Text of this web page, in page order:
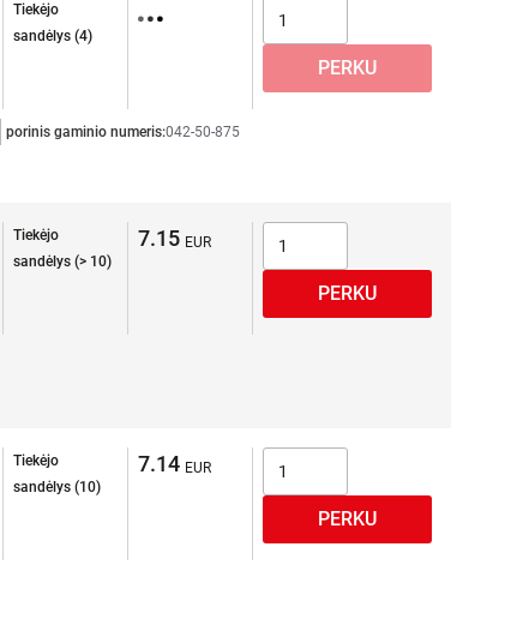
Tiekėjo
sandėlys (4)
porinis gaminio numeris:042-50-875
Tiekėjo
sandėlys (> 10)
7.15
Tiekėjo
sandėlys (10)
7.14